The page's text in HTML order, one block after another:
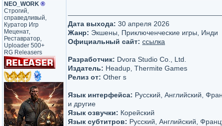
NEO_WORK ®
Строгий,
справедливый,
Куратор Игр
Меценат,
Реставратор,
Uploader 500+
RG Releasers
Дата выхода: 30 апреля 2026
Жанр: Экшены, Приключенческие игры, Инди
Официальный сайт: ссылка
Разработчик: Dvora Studio Co., Ltd.
Издатель: Headup, Thermite Games
Релиз от: Other s
Язык интерфейса: Русский, Английский,
и другие
Язык озвучки: Корейский
Язык субтитров: Русский, Английский,